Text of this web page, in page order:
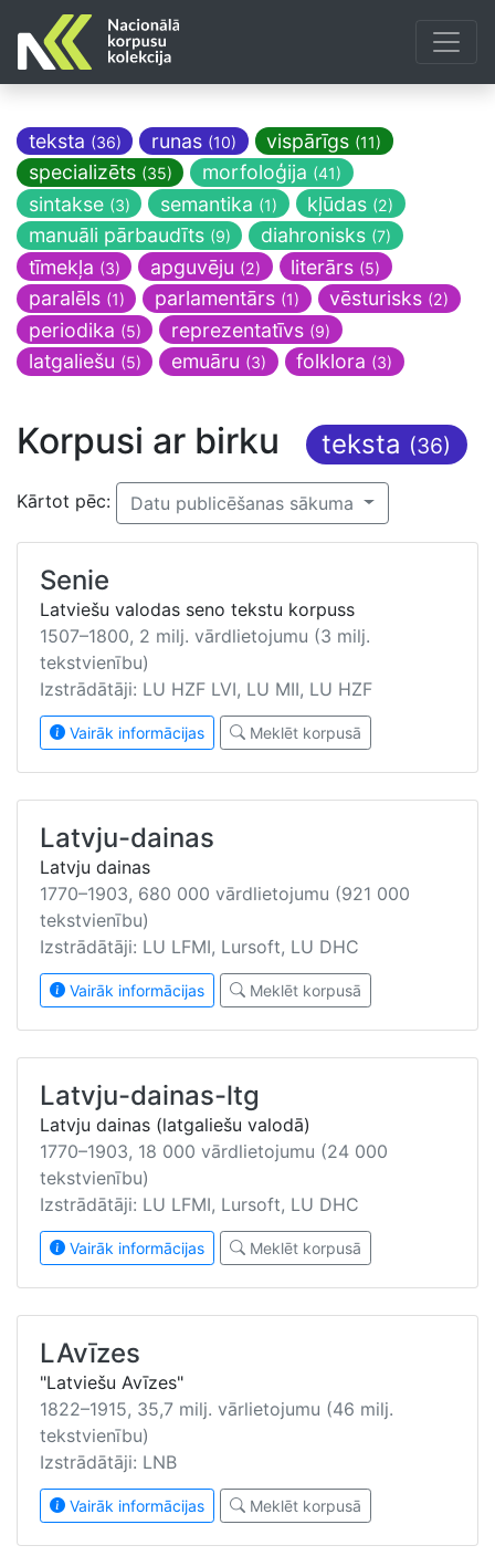
teksta (36) runas (10) vispārīgs (11)
specializēts (35) morfoloģija (41)
sintakse (3) semantika (1) kļūdas (2)
manuāli pārbaudīts (9) diahronisks (7)
tīmekļa (3) apguvēju (2) literārs (5)
paralēls (1) parlamentārs (1) vēsturisks (2)
periodika (5) reprezentatīvs (9)
latgaliešu (5) emuāru (3) folklora (3)
Korpusi ar birku teksta (36)
Kārtot pēc: Datu publicēšanas sākuma
Senie
Latviešu valodas seno tekstu korpuss
1507–1800, 2 milj. vārdlietojumu (3 milj.
tekstvienību)
Izstrādātāji: LU HZF LVI, LU MII, LU HZF
Vairāk informācijas Meklēt korpusā
Latvju-dainas
Latvju dainas
1770–1903, 680 000 vārdlietojumu (921 000
tekstvienību)
Izstrādātāji: LU LFMI, Lursoft, LU DHC
Vairāk informācijas Meklēt korpusā
Latvju-dainas-ltg
Latvju dainas (latgaliešu valodā)
1770–1903, 18 000 vārdlietojumu (24 000
tekstvienību)
Izstrādātāji: LU LFMI, Lursoft, LU DHC
Vairāk informācijas Meklēt korpusā
LAvīzes
"Latviešu Avīzes"
1822–1915, 35,7 milj. vārlietojumu (46 milj.
tekstvienību)
Izstrādātāji: LNB
Vairāk informācijas Meklēt korpusā